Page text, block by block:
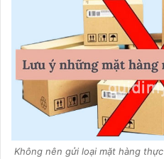
Không nên gửi loại mặt hàng